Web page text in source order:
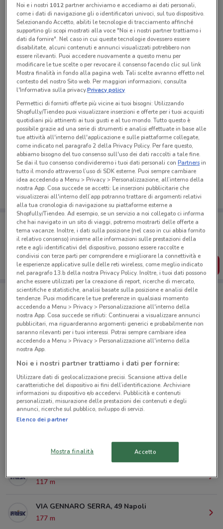
Tutte le promozioni di questo negozio
Ci dispiace, al momento non abbiamo pubblicato
volantini nella tua zona. Riprova più tardi.
Porta DoveConviene sempre con te!
Puoi trovare le migliori offerte dei negozi vicino a te,
salvarle e creare la tua lista del risparmio, comodamente
dal tuo cellulare.
SCARICA L’APP
Negozi Frisk a NAPOLI
© MapTiler © OpenStreetMap contributors
VIA MONTE DI DIO, 74/B Napoli
46 m
117 m
VIA GENNARO SERRA, 49 Napoli
177 m
Noi e i nostri 1012partner archiviamo e accediamo ai dati personali,
come i dati di navigazione gli o identificatori univoci, sul tuo dispositivo.
Selezionando Accetto, abiliti le tecnologie di tracciamento affinché
supportino gli scopi mostrati alla voce "Noi e i nostri partner trattiamo i
dati da fornire". Nel caso in cui queste tecnologie dovessero essere
disabilitate, alcuni contenuti e annunci visualizzati potrebbero non
essere rilevanti. Puoi accedere nuovamente a questo menu per
modificare le tue scelte o per revocare il consenso facendo clic sul link
Mostra finalità in fondo alla pagina web. Tali scelte avranno effetto nel
contesto del nostro Sito web. Per maggiori informazioni, consulta
l'Informativa sulla privacy.Privacy policy
Permettici di fornirti offerte più vicine ai tuoi bisogni: Utilizzando
Shopfully/Tiendeo puoi visualizzare inserzioni e offerte per i tuoi acquisti
quotidiani più attinenti ai tuoi gusti e al tuo mondo. Tutto questo è
possibile grazie ad una serie di strumenti e analisi effettuate in base alle
tue attività all'interno dell'applicazione e sulle piattaforme collegate,
come indicato nel paragrafo 2 della Privacy Policy. Per fare questo,
abbiamo bisogno del tuo consenso sull'uso dei dati raccolti a tale fine.
Se dai il tuo consenso condivideremo i tuoi dati personali conPartnersin
tutto il mondo attraverso l’uso di SDK esterne. Puoi sempre cambiare
idea accedendo a Menu > Privacy > Personalizzazione, all’interno della
nostra App. Cosa succede se accetti: Le inserzioni pubblicitarie che
visualizzerai all'interno dell’app potranno trattare di argomenti relativi
alla tua cronologia di navigazione su piattaforme esterne a
Shopfully/Tiendeo. Ad esempio, se un servizio a noi collegato ci informa
che hai navigato in un sito di viaggi, potremo mostrarti delle offerte a
tema vacanze. Inoltre, i dati sulla posizione (nel caso in cui abbia fornito
il relativo consenso) insieme alle informazioni sulle prestazioni della
rete e agli identificativi del dispositivo, possono essere raccolte e
condivisi con terze parti per comprendere e migliorare la connettività e
le esperienze applicative sulle delle reti wireless, come meglio indicato
nel paragrafo 13.b della nostra Privacy Policy. Inoltre, i tuoi dati possono
anche essere utilizzati per la creazione di report, ricerche di mercato,
scientifiche e statistiche, analisi basate sulla posizione e analisi delle
tendenze. Puoi modificare le tue preferenze in qualsiasi momento
accedendo a Menu > Privacy > Personalizzazione all'interno della
nostra App. Cosa succede se rifiuti: Continuerai a visualizzare annunci
pubblicitari, ma riguarderanno argomenti generici e probabilmente non
saranno rilevanti per i tuoi interessi. Potrai sempre cambiare idea
accedendo a Menu > Privacy > Personalizzazione all'interno della
nostra App.
Noi e i nostri partner trattiamo i dati per fornire:
Utilizzare dati di geolocalizzazione precisi. Scansione attiva delle
caratteristiche del dispositivo ai fini dell’identificazione. Archiviare
informazioni su dispositivo e/o accedervi. Pubblicità e contenuti
personalizzati, misurazione delle prestazioni dei contenuti e degli
annunci, ricerche sul pubblico, sviluppo di servizi.
Elenco dei partner
Mostra finalità Accetto